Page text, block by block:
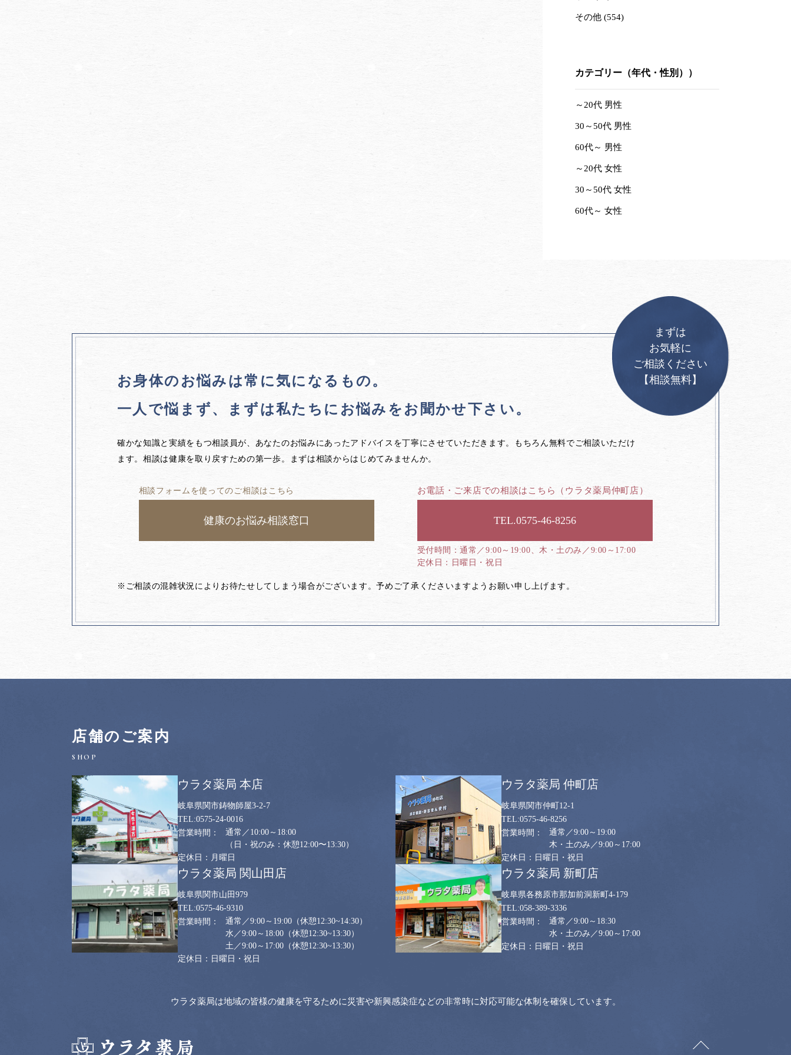
その他 (554)
カテゴリー（年代・性別））
～20代 男性
30～50代 男性
60代～ 男性
～20代 女性
30～50代 女性
60代～ 女性
お身体のお悩みは常に気になるもの。
一人で悩まず、
まずは私たちに お悩みをお聞かせ下さい。
確かな知識と実績をもつ相談員が、あなたのお悩みにあったアドバイスを丁寧にさせていただきます。もちろん無料でご相談いただけ
ます。相談は健康を取り戻すための第一歩。まずは相談からはじめてみませんか。
相談フォームを使ってのご相談はこちら
健康のお悩み相談窓口
お電話・ご来店での相談はこちら （ウラタ薬局仲町店）
0575-46-8256
通常／9:00～19:00、木・土のみ／9:00～17:00
日曜日・祝日
※ご相談の混雑状況によりお待たせしてしまう場合がございます。予めご了承くださいますようお願い申し上げます。
まずは
お気軽に
ご相談ください
【相談無料】
店舗のご案内
ウラタ薬局 本店
岐阜県関市鋳物師屋3-2-7
0575-24-0016
通常／10:00～18:00
（日・祝のみ：休憩12:00〜13:30）
月曜日
ウラタ薬局 仲町店
岐阜県関市仲町12-1
0575-46-8256
通常／9:00～19:00
木・土のみ／9:00～17:00
日曜日・祝日
ウラタ薬局 関山田店
岐阜県関市山田979
0575-46-9310
通常／9:00～19:00 （休憩12:30~14:30）
水／9:00～18:00 （休憩12:30~13:30）
土／9:00～17:00 （休憩12:30~13:30）
日曜日・祝日
ウラタ薬局 新町店
岐阜県各務原市那加前洞新町4-179
058-389-3336
通常／9:00～18:30
水・土のみ／9:00～17:00
日曜日・祝日
ウラタ薬局は地域の皆様の健康を守るために災害や新興感染症などの非常時に対応可能な体制を確保しています。